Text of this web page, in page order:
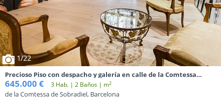
1/22
Precioso Piso con despacho y galería en calle de la Comtessa
Sobradiel del Barrio Gótico, Barcelona
645.000 € 3 Hab. | 2 Baños | m2
de la Comtessa de Sobradiel, Barcelona